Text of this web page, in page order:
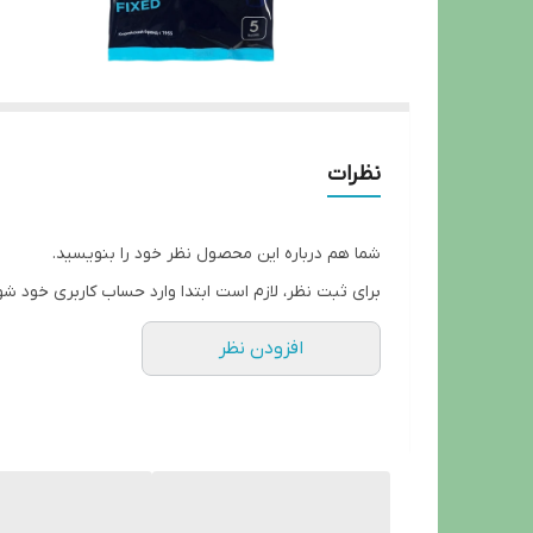
نظرات
شما هم درباره این محصول نظر خود را بنویسید.
برای ثبت نظر، لازم است ابتدا وارد حساب کاربری خود
افزودن نظر